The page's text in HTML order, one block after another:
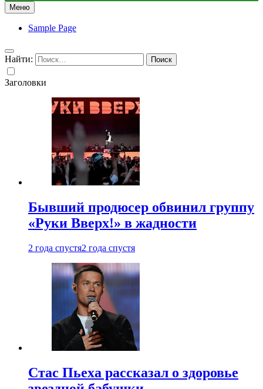
Меню
Sample Page
Найти:
Заголовки
Бывший продюсер обвинил группу
«Руки Вверх!» в жадности
2 года спустя2 года спустя
Стас Пьеха рассказал о здоровье